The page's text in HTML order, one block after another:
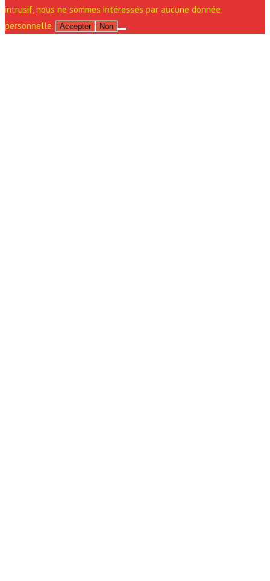
intrusif, nous ne sommes intéressés par aucune donnée
personnelle.
Accepter Non